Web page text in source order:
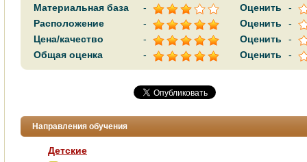
Материальная база
- Оценить
-
Расположение
- Оценить
-
Цена/качество
- Оценить
-
Общая оценка
- Оценить -
Направления обучения
Детские